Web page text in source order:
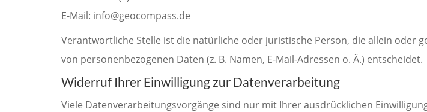
E-Mail: info@geocompass.de
Verantwortliche Stelle ist die natürliche oder juristische Person, die allein oder
von personenbezogenen Daten (z. B. Namen, E-Mail-Adressen o. Ä.) entscheidet.
Widerruf Ihrer Einwilligung zur Datenverarbeitung
Viele Datenverarbeitungsvorgänge sind nur mit Ihrer ausdrücklichen